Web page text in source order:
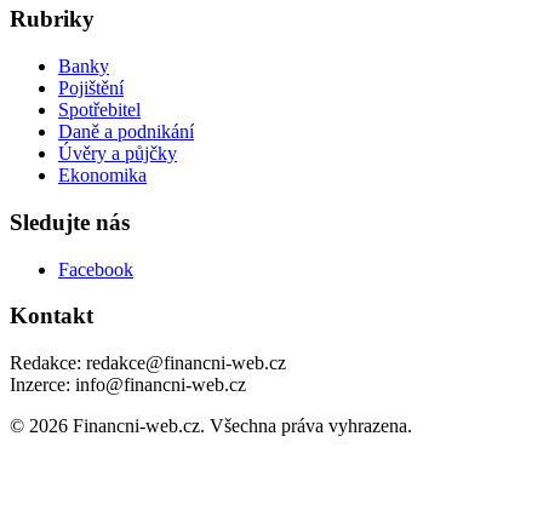
Rubriky
Banky
Pojištění
Spotřebitel
Daně a podnikání
Úvěry a půjčky
Ekonomika
Sledujte nás
Facebook
Kontakt
Redakce: redakce@financni-web.cz
Inzerce: info@financni-web.cz
© 2026 Financni-web.cz. Všechna práva vyhrazena.